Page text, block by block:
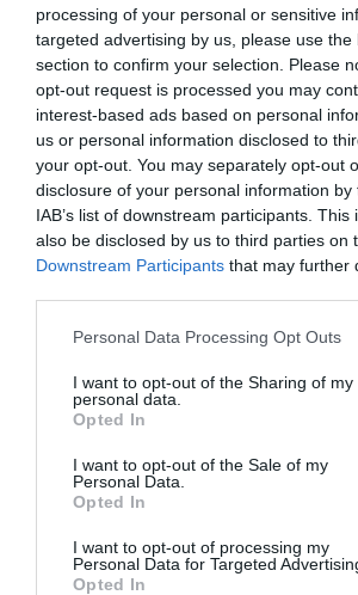
processing of your personal or sensitive
targeted advertising by us, please use the
section to confirm your selection. Please
opt-out request is processed you may
interest-based ads based on personal
us or personal information disclosed to
your opt-out. You may separately opt-out
disclosure of your personal information
IAB’s list of downstream participants.
also be disclosed by us to third parties on
Downstream Participants that may further
Personal Data Processing Opt Outs
I want to opt-out of the Sharing of my
personal data.
Opted In
I want to opt-out of the Sale of my
Personal Data.
Opted In
I want to opt-out of processing my
Personal Data for Targeted
Opted In